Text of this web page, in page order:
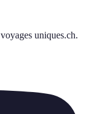
voyages uniques.ch.